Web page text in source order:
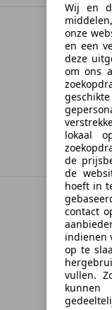
de
over
T.
E.
We're
Wij en
onze
en een
deze
om ons
lokaal
de
de
hoeft in
contact
indienen
op te
vullen.
kunnen